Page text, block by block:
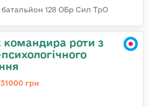
128 ОБр Сил ТрО
командира роти з
грн